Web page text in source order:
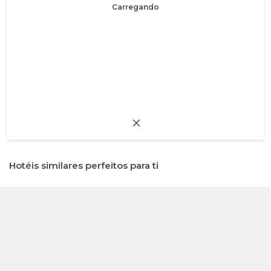
Carregando
Hotéis similares perfeitos para ti